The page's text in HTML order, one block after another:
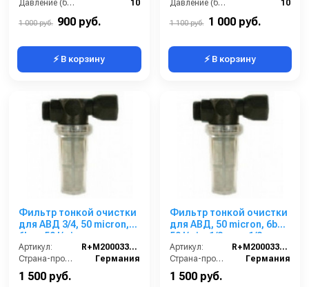
Давление (бар):
10
1 000 руб. 900 руб.
⚡ В корзину
Давление (бар):
10
1 100 руб. 1 000 руб.
⚡ В корзину
Фильтр тонкой очистки
для АВД 3/4, 50 micron,
6bar, 50 l/min,
3/4внут-3/4внеш
Артикул:
R+M200033700
Страна-производитель:
Германия
1 500 руб.
Фильтр тонкой очистки
для АВД, 50 micron, 6bar,
50 l/min, 1/2внут-1/2внеш
Артикул:
R+M200033705
Страна-производитель:
Германия
1 500 руб.